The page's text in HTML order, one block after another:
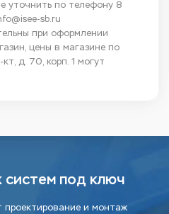
уточнить по телефону 8
sb.ru
при оформлении
цены в магазине по
д. 70, корп. 1 могут
под ключ
проектирование и монтаж